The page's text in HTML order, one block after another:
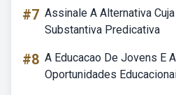
#7 Assinale A Alternativa
Substantiva Predicativa
#8 A Educacao De Jovens E
Oportunidades